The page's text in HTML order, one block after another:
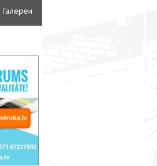
Галереи